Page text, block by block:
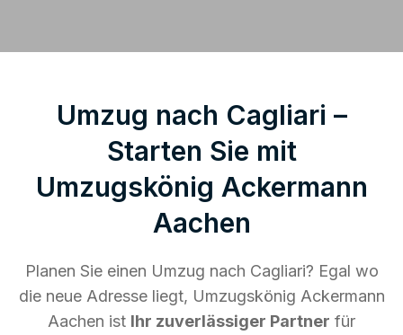
Umzug nach Cagliari –
Starten Sie mit
Umzugskönig Ackermann
Aachen
Planen Sie einen Umzug nach Cagliari? Egal wo
die neue Adresse liegt, Umzugskönig Ackermann
Aachen ist Ihr zuverlässiger Partner für